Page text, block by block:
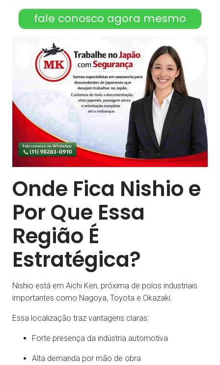
fale conosco agora mesmo
Onde Fica Nishio e
Por Que Essa
Região É
Estratégica?
Nishio está em Aichi Ken, próxima de polos industriais
importantes como Nagoya, Toyota e Okazaki.
Essa localização traz vantagens claras:
Forte presença da indústria automotiva
Alta demanda por mão de obra